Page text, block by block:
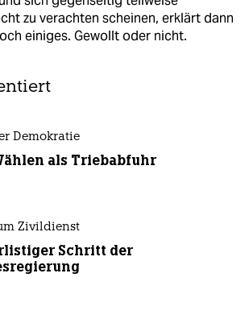
zu verachten scheinen, erklärt dann
einiges. Gewollt oder nicht.
Demokratie
als Triebabfuhr
Zivildienst
Schritt der